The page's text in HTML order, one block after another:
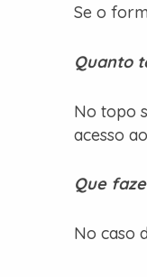
Se o
Quanto
No topo
acesso
Que
No caso